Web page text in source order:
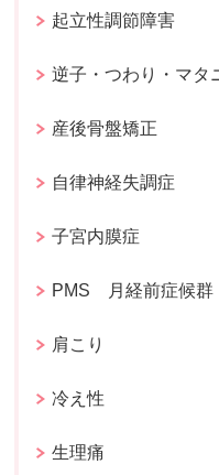
起立性調節障害
逆子・つわり・マタ
産後骨盤矯正
自律神経失調症
子宮内膜症
PMS 月経前症候群
肩こり
冷え性
生理痛